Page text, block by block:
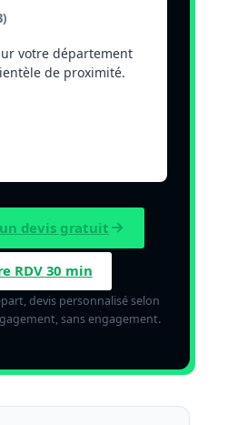
votre département
de proximité.
devis gratuit
RDV 30 min
devis personnalisé selon
sans engagement.